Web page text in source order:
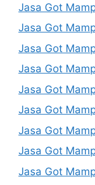
Jasa Got
Jasa Got
Jasa Got
Jasa Got
Jasa Got
Jasa Got
Jasa Got
Jasa Got
Jasa Got